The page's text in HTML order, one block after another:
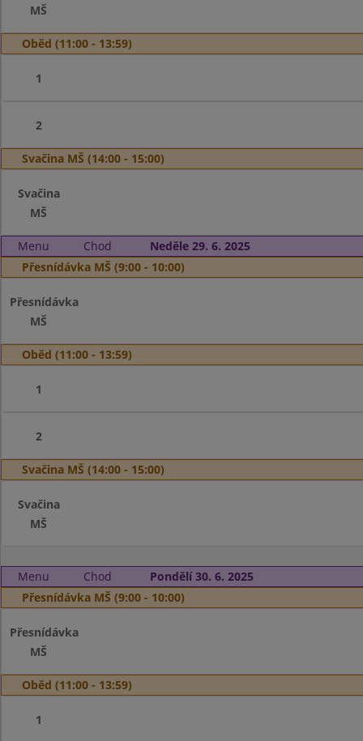
MŠ
Oběd (11:00 - 13:59)
1
2
Svačina MŠ (14:00 - 15:00)
Svačina
MŠ
Menu Chod
Neděle 29. 6. 2025
Přesnídávka MŠ (9:00 - 10:00)
Přesnídávka
MŠ
Oběd (11:00 - 13:59)
1
2
Svačina MŠ (14:00 - 15:00)
Svačina
MŠ
Menu Chod
Pondělí 30. 6. 2025
Přesnídávka MŠ (9:00 - 10:00)
Přesnídávka
MŠ
Oběd (11:00 - 13:59)
1